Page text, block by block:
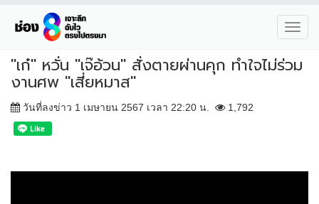
"เก๋" หวั่น "เจ๊อ้วน" สั่งตายผ่านคุก ทำใจไม่ร่วม
งานศพ "เสี่ยหมาส"
วันที่ลงข่าว 1 เมษายน 2567 เวลา 22:20 น. 1,792